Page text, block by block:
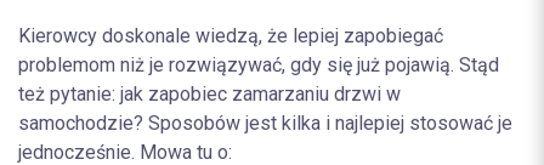
Kierowcy doskonale wiedzą, że lepiej zapobiegać
problemom niż je rozwiązywać, gdy się już pojawią. Stąd
też pytanie: jak zapobiec zamarzaniu drzwi w
samochodzie? Sposobów jest kilka i najlepiej stosować je
jednocześnie. Mowa tu o: